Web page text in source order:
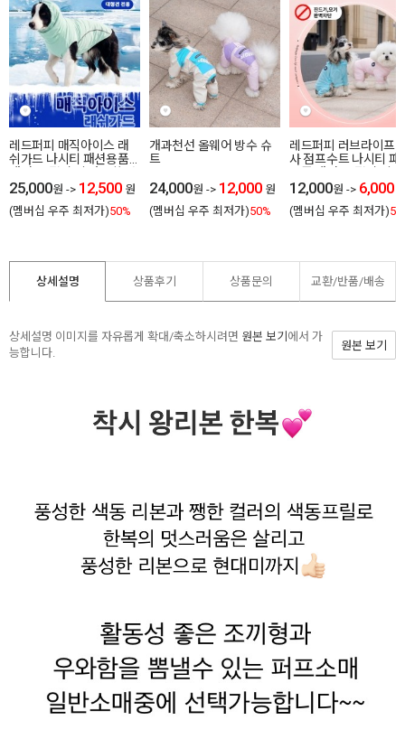
레드퍼피 매직아이스 래
쉬가드 나시티 패션용품
간 여름
25,000원 -> 12,500 원
(멤버십 우주 최저가)50%
개과천선 올웨어 방수 슈
트
24,000원 -> 12,000 원
(멤버십 우주 최저가)50%
레드퍼피 러브라이프
사 점프수트 나시티 패
한 야간 여름
12,000원 -> 6,000
(멤버십 우주 최저가)
상세설명 상품후기 상품문의 교환/반품/배송
상세설명 이미지를 자유롭게 확대/축소하시려면 원본 보기 에서 가
능합니다.
원본 보기